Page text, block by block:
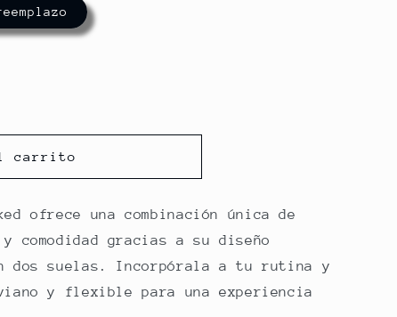
de reemplazo
carrito
ofrece una combinación única de
gracias a su diseño
dos suelas. Incorpórala a tu rutina y
y flexible para una experiencia